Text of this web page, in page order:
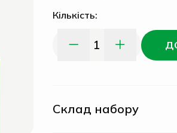
Кількість:
1
Склад набору